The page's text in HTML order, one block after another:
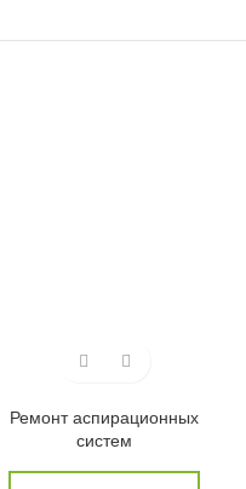
Ремонт аспирационных
систем